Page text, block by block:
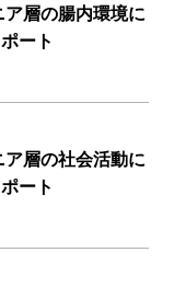
ア層の腸内環境に
ート
ア層の社会活動に
ート